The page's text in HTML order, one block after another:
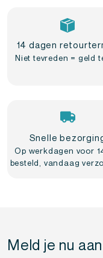
14 dagen
Niet tevreden = geld
Snelle
Op werkdagen voor
besteld, vandaag
Meld je nu